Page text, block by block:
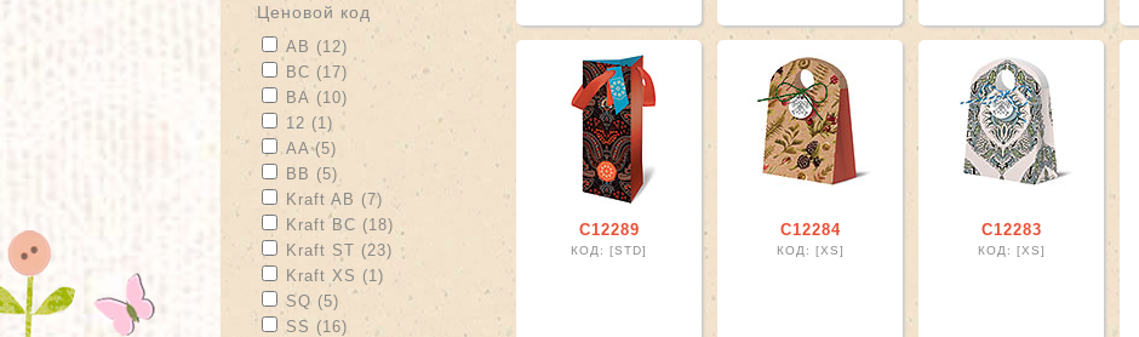
Ценовой код
Apply АВ filter
АВ (12) Apply АВ filter
Apply ВС filter
ВС (17) Apply ВС filter
Apply ВА filter
ВА (10)
Apply 12 filter
12 (1) Apply 12 filter
Apply AA filter
AA (5) Apply AA filter
Apply BB filter
BB (5) Apply BB filter
Apply Kraft AB filter
Kraft AB (7) Apply Kraft AB filter
Apply Kraft BC filter
Kraft BC (18)
Apply Kraft ST filter
Kraft ST (23) Apply Kraft ST filter
Apply Kraft XS filter
Kraft XS (1)
Apply SQ filter
SQ (5) Apply SQ filter
Apply SS filter
SS (16) Apply SS filter
С12289
КОД: [STD]
С12284
КОД: [XS]
С12283
КОД: [XS]